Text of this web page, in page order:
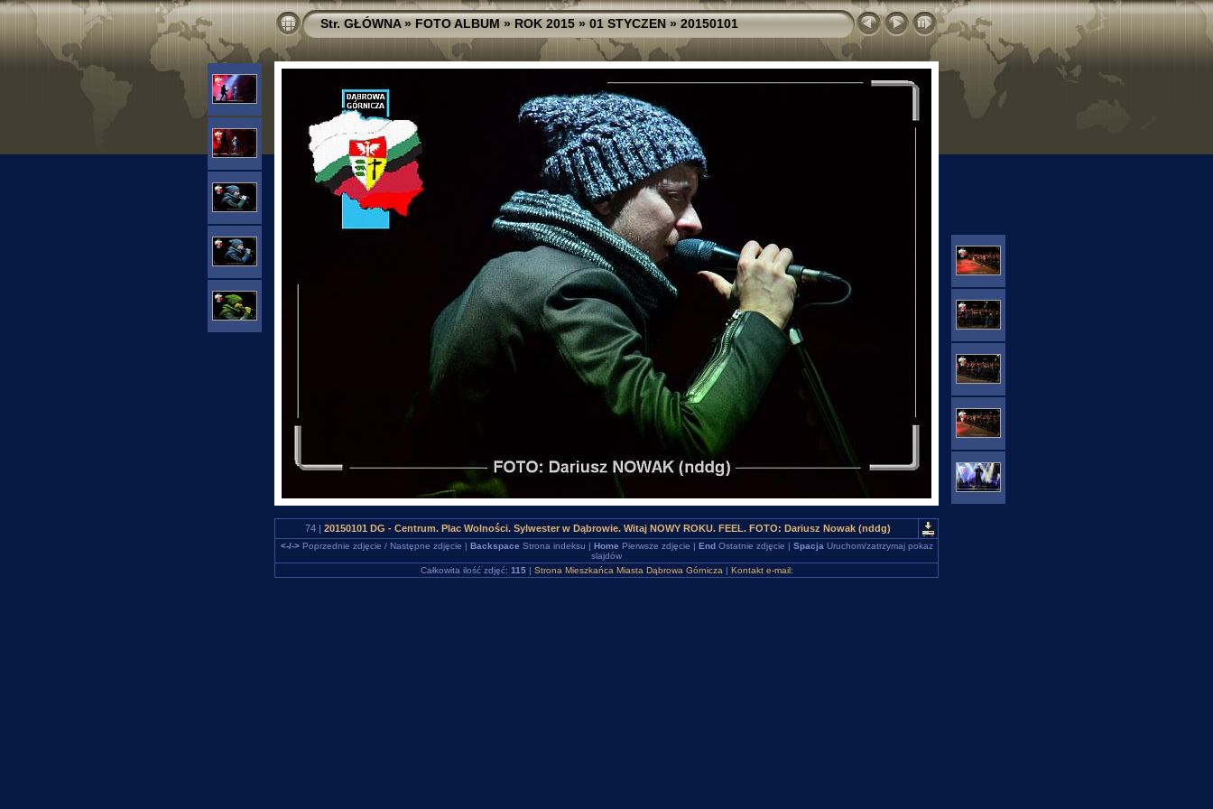
Str. GŁÓWNA»FOTO ALBUM»ROK 2015»01 STYCZEN»20150101
74 | 20150101 DG - Centrum. Plac Wolności. Sylwester w Dąbrowie. Witaj NOWY ROKU. FEEL. FOTO: Dariusz Nowak (nddg)
<-/->Poprzednie zdjęcie / Następne zdjęcie | Backspace Strona indeksu | Home Pierwsze zdjęcie | EndOstatnie zdjęcie | Spacja Uruchom/zatrzymaj pokaz
slajdów
Całkowita ilość zdjęć: 115| Strona Mieszkańca Miasta Dąbrowa Górnicza | Kontakt e-mail: